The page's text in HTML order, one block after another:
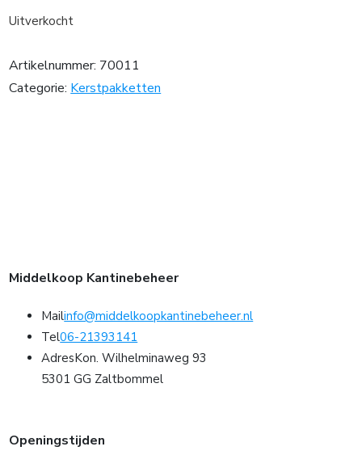
Uitverkocht
Artikelnummer: 70011
Categorie: Kerstpakketten
Middelkoop Kantinebeheer
Mailinfo@middelkoopkantinebeheer.nl
Tel06-21393141
AdresKon. Wilhelminaweg 93
5301 GG Zaltbommel
Openingstijden